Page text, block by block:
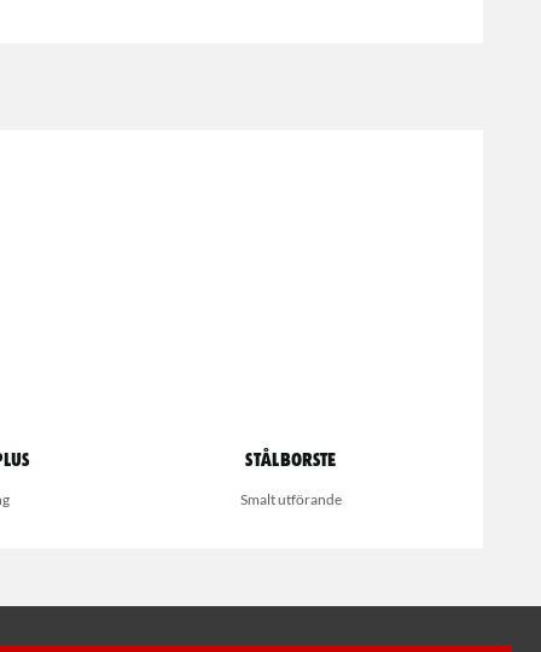
Stålborste
Smalt utförande